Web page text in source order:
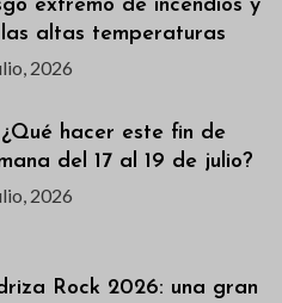
extremo de incendios y
las altas temperaturas
2026
¿Qué hacer este fin de
del 17 al 19 de julio?
2026
Rock 2026: una gran